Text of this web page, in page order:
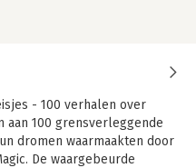
- 100 verhalen over
aan 100 grensverleggende
dromen waarmaakten door
De waargebeurde